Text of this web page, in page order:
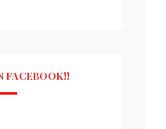
FACEBOOK!!